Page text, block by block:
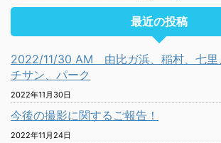
最近の投稿
2022/11/30 AM 由比ガ浜、稲村、七里
チサン、パーク
2022年11月30日
今後の撮影に関するご報告！
2022年11月24日